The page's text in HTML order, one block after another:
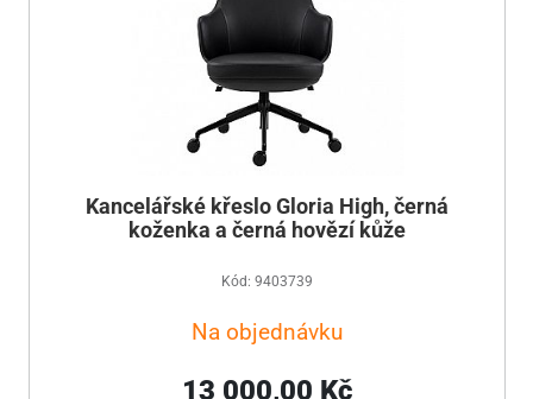
Kancelářské křeslo Gloria High, černá
koženka a černá hovězí kůže
Kód: 9403739
Na objednávku
13 000,00 Kč